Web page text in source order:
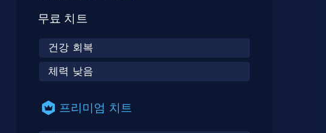
무료 치트
건강 회복
체력 낮음
프리미엄 치트